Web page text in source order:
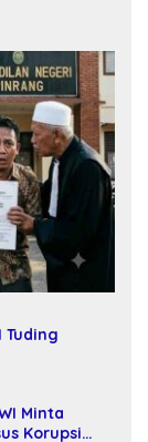
Tuding
Minta
Korupsi